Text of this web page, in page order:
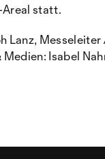
Areal statt.
Lanz,
Isabel